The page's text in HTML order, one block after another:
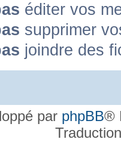
Annonce lue fermée dans laquelle
fermée Annonce non lue fermée
éditer vos
supprimer
joindre des
par phpBB®